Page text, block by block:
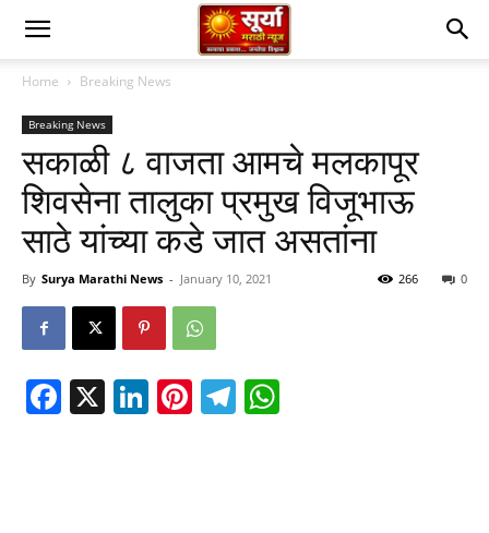
Home Breaking News
Breaking News
सकाळी ८ वाजता आमचे मलकापूर
शिवसेना तालुका प्रमुख विजूभाऊ
साठे यांच्या कडे जात असतांना
By Surya Marathi News - January 10, 2021 0
266
Facebook
X LinkedIn
Pinterest
Telegram